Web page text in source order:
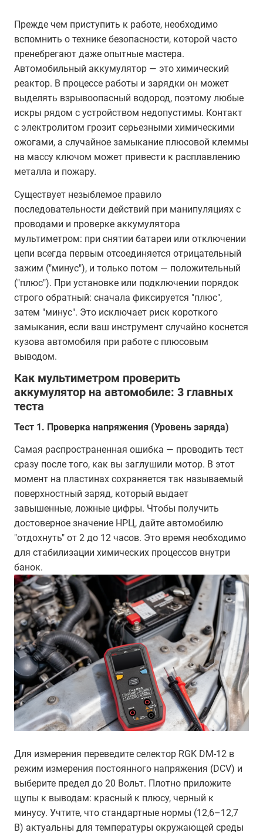
Прежде чем приступить к работе, необходимо
вспомнить о технике безопасности, которой часто
пренебрегают даже опытные мастера.
Автомобильный аккумулятор — это химический
реактор. В процессе работы и зарядки он может
выделять взрывоопасный водород, поэтому любые
искры рядом с устройством недопустимы. Контакт
с электролитом грозит серьезными химическими
ожогами, а случайное замыкание плюсовой клеммы
на массу ключом может привести к расплавлению
металла и пожару.
Существует незыблемое правило
последовательности действий при манипуляциях с
проводами и проверке аккумулятора
мультиметром: при снятии батареи или отключении
цепи всегда первым отсоединяется отрицательный
зажим ("минус"), и только потом — положительный
("плюс"). При установке или подключении порядок
строго обратный: сначала фиксируется "плюс",
затем "минус". Это исключает риск короткого
замыкания, если ваш инструмент случайно коснется
кузова автомобиля при работе с плюсовым
выводом.
Как мультиметром проверить
аккумулятор на автомобиле: 3 главных
теста
Тест 1. Проверка напряжения (Уровень заряда)
Самая распространенная ошибка — проводить тест
сразу после того, как вы заглушили мотор. В этот
момент на пластинах сохраняется так называемый
поверхностный заряд, который выдает
завышенные, ложные цифры. Чтобы получить
достоверное значение НРЦ, дайте автомобилю
"отдохнуть" от 2 до 12 часов. Это время необходимо
для стабилизации химических процессов внутри
банок.
Для измерения переведите селектор RGK DM-12 в
режим измерения постоянного напряжения (DCV) и
выберите предел до 20 Вольт. Плотно приложите
щупы к выводам: красный к плюсу, черный к
минусу. Учтите, что стандартные нормы (12,6–12,7
В) актуальны для температуры окружающей среды